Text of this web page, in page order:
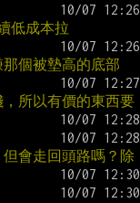
低成本拉
個被墊高的底部
所以有價的東西要
會走回頭路嗎？除